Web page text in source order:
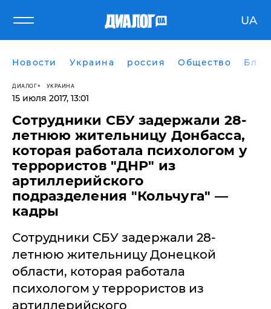
UA
Новости Украина россия Общество
ДИАЛОГ УКРАИНА
15 июля 2017, 13:01
​Сотрудники СБУ задержали 28-
летнюю жительницу Донбасса,
которая работала психологом у
террористов "ДНР" из
артиллерийского
подразделения "Кольчуга" —
кадры
Сотрудники СБУ задержали 28-
летнюю жительницу Донецкой
области, которая работала
психологом у террористов из
артиллерийского